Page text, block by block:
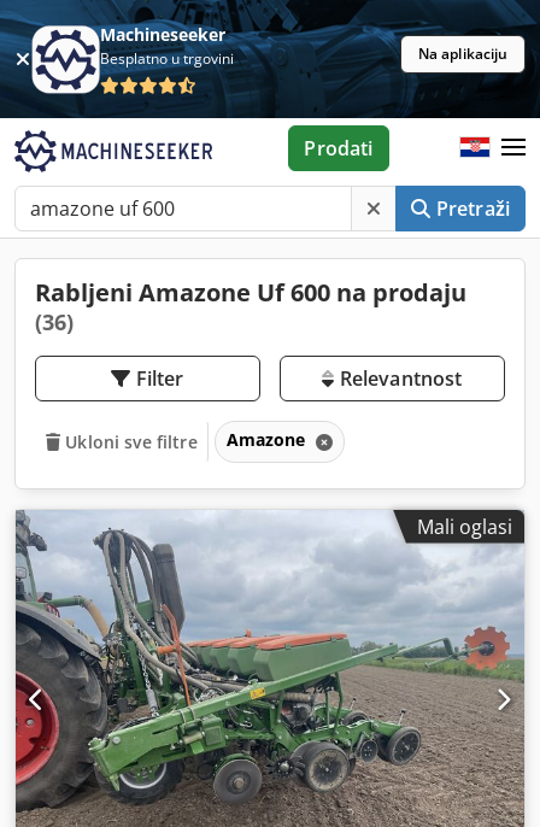
Machineseeker
Besplatno u trgovini Na aplikaciju
Pretraži
Prodati
Rabljeni Amazone Uf 600 na prodaju
(36)
Filter Relevantnost
Ukloni sve filtre Amazone
Mali oglasi